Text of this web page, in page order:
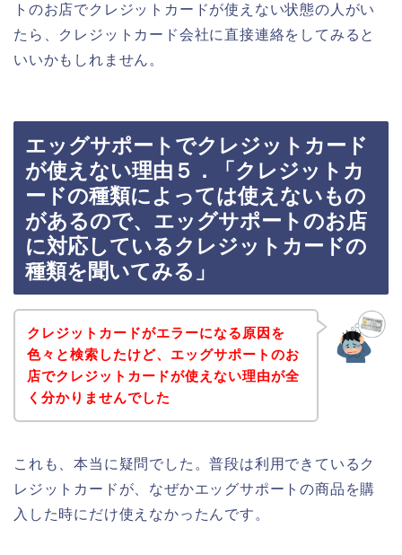
トのお店でクレジットカードが使えない状態の人がい
たら、クレジットカード会社に直接連絡をしてみると
いいかもしれません。
エッグサポートでクレジットカード
が使えない理由５．「クレジットカ
ードの種類によっては使えないもの
があるので、エッグサポートのお店
に対応しているクレジットカードの
種類を聞いてみる」
クレジットカードがエラーになる原因を
色々と検索したけど、エッグサポートのお
店でクレジットカードが使えない理由が全
く分かりませんでした
これも、本当に疑問でした。普段は利用できているク
レジットカードが、なぜかエッグサポートの商品を購
入した時にだけ使えなかったんです。